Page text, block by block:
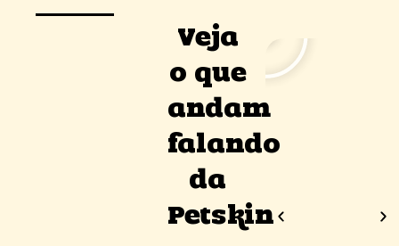
Veja
o que
andam
falando
da
Petskin